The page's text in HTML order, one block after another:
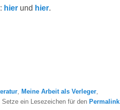
hier und hier.
Meine Arbeit als Verleger
ein Lesezeichen für den Permalink